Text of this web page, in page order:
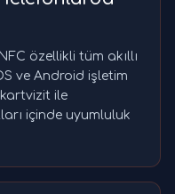
özellikli tüm akıllı
ve Android işletim
ile
içinde uyumluluk